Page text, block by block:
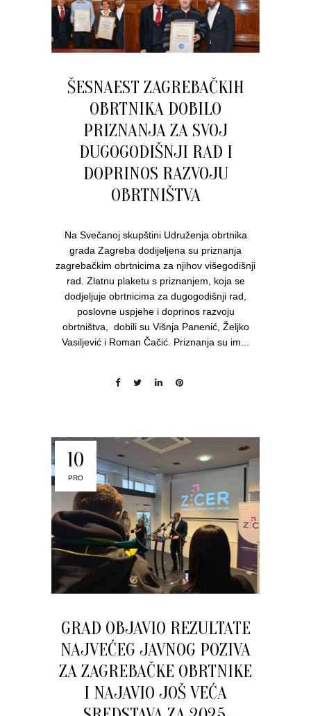
ŠESNAEST ZAGREBAČKIH
OBRTNIKA DOBILO
PRIZNANJA ZA SVOJ
DUGOGODIŠNJI RAD I
DOPRINOS RAZVOJU
OBRTNIŠTVA
Na Svečanoj skupštini Udruženja obrtnika
grada Zagreba dodijeljena su priznanja
zagrebačkim obrtnicima za njihov višegodišnji
rad. Zlatnu plaketu s priznanjem, koja se
dodjeljuje obrtnicima za dugogodišnji rad,
poslovne uspjehe i doprinos razvoju
obrtništva, dobili su Višnja Panenić, Željko
Vasiljević i Roman Čačić. Priznanja su im...
10
PRO
GRAD OBJAVIO REZULTATE
NAJVEĆEG JAVNOG POZIVA
ZA ZAGREBAČKE OBRTNIKE
I NAJAVIO JOŠ VEĆA